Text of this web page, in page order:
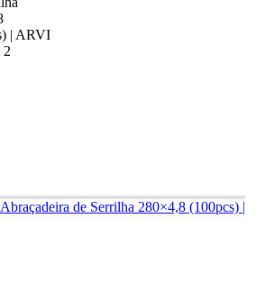
Abraçadeira de Serrilha 280×4,8 (100pcs) |